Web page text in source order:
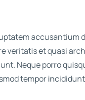
accusantium
veritatis et quasi
Neque porro
tempor